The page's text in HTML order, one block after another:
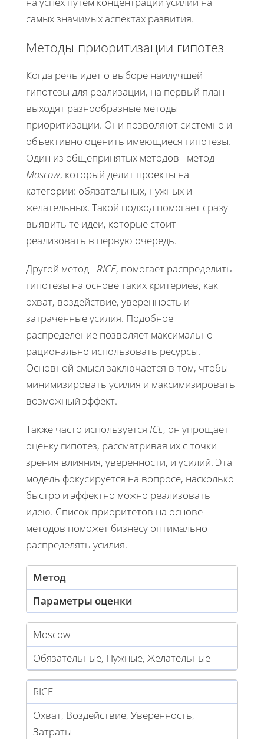
самых значимых аспектах развития.
Методы приоритизации гипотез
Когда речь идет о выборе наилучшей
гипотезы для реализации, на первый план
выходят разнообразные методы
приоритизации. Они позволяют системно и
объективно оценить имеющиеся гипотезы.
Один из общепринятых методов - метод
Moscow, который делит проекты на
категории: обязательных, нужных и
желательных. Такой подход помогает сразу
выявить те идеи, которые стоит
реализовать в первую очередь.
Другой метод - RICE, помогает распределить
гипотезы на основе таких критериев, как
охват, воздействие, уверенность и
затраченные усилия. Подобное
распределение позволяет максимально
рационально использовать ресурсы.
Основной смысл заключается в том, чтобы
минимизировать усилия и максимизировать
возможный эффект.
Также часто используется ICE, он упрощает
оценку гипотез, рассматривая их с точки
зрения влияния, уверенности, и усилий. Эта
модель фокусируется на вопросе, насколько
быстро и эффектно можно реализовать
идею. Список приоритетов на основе
методов поможет бизнесу оптимально
распределять усилия.
Метод
Параметры оценки
Moscow
Обязательные, Нужные, Желательные
RICE
Охват, Воздействие, Уверенность,
Затраты